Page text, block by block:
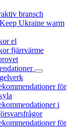
bransch
Ukraine warm
el
fjärrvärme
för
i
för